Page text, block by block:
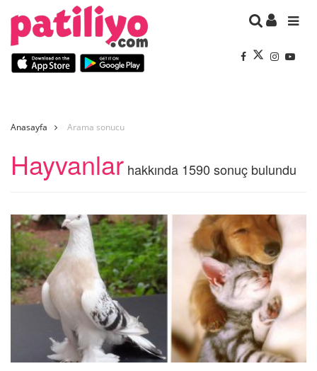
Anasayfa Arama sonucu
Hayvanlar hakkında 1590 sonuç bulundu